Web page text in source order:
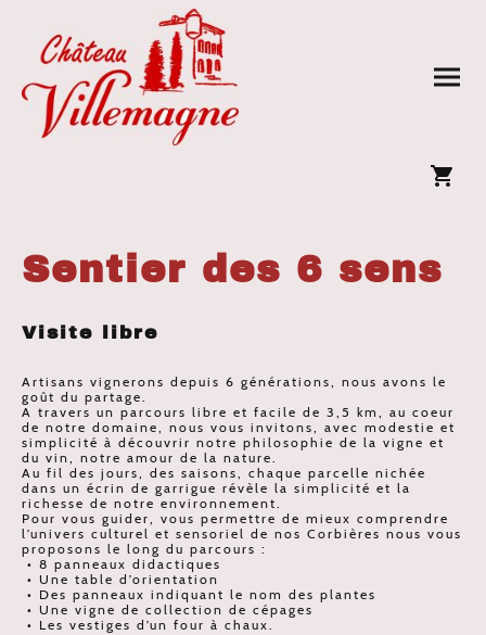
Sentier des 6 sens
Visite libre
Artisans vignerons depuis 6 générations, nous avons le
goût du partage.
A travers un parcours libre et facile de 3,5 km, au coeur
de notre domaine, nous vous invitons, avec modestie et
simplicité à découvrir notre philosophie de la vigne et
du vin, notre amour de la nature.
Au fil des jours, des saisons, chaque parcelle nichée
dans un écrin de garrigue révèle la simplicité et la
richesse de notre environnement.
Pour vous guider, vous permettre de mieux comprendre
l’univers culturel et sensoriel de nos Corbières nous vous
proposons le long du parcours :
• 8 panneaux didactiques
• Une table d’orientation
• Des panneaux indiquant le nom des plantes
• Une vigne de collection de cépages
• Les vestiges d’un four à chaux.